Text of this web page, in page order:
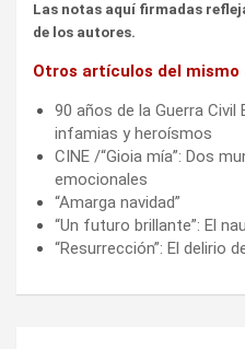
Las notas aquí firmadas
de los autores.
Otros artículos del mismo
90 años de la Guerra
infamias y heroísmos
CINE /“Gioia mía”: Dos
emocionales
“Amarga navidad”
“Un futuro brillante”: El
“Resurrección”: El delirio